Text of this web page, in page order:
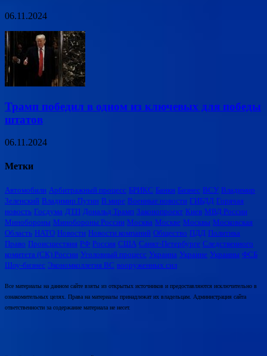
06.11.2024
Трамп победил в одном из ключевых для победы
штатов
06.11.2024
Метки
Автомобили Арбитражный процесс БРИКС Банки Бизнес ВСУ Владимир
Зеленский Владимир Путин В мире Военные новости ГИБДД Горячая
новость Госдума ДТП Дональд Трамп Законопроект Киев МВД России
Минобороны Минобороны России Москва Москве Москвы Московская
Область НАТО Новости Новости компаний Общество ПДД Политика
Право Происшествия РФ Россия США Санкт-Петербурге Следственного
комитета (СК) России Уголовный процесс Украина Украине Украины ФСБ
Шоу-бизнес Экономколлегия ВС вооруженных сил
Все материалы на данном сайте взяты из открытых источников и предоставляются исключительно в
ознакомительных целях. Права на материалы принадлежат их владельцам. Администрация сайта
ответственности за содержание материала не несет.